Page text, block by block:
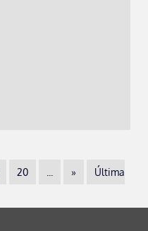
20 »
Última